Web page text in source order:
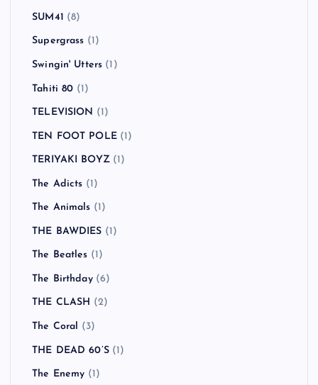
SUM41 (8)
Supergrass (1)
Swingin' Utters (1)
Tahiti 80 (1)
TELEVISION (1)
TEN FOOT POLE(1)
TERIYAKI BOYZ(1)
The Adicts (1)
The Animals (1)
THE BAWDIES (1)
The Beatles (1)
The Birthday(6)
THE CLASH (2)
The Coral (3)
THE DEAD 60’S(1)
The Enemy (1)